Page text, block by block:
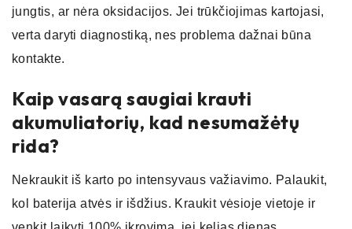
jungtis, ar nėra oksidacijos. Jei trūkčiojimas kartojasi,
verta daryti diagnostiką, nes problema dažnai būna
kontakte.
Kaip vasarą saugiai krauti
akumuliatorių, kad nesumažėtų
rida?
Nekraukit iš karto po intensyvaus važiavimo. Palaukit,
kol baterija atvės ir išdžius. Kraukit vėsioje vietoje ir